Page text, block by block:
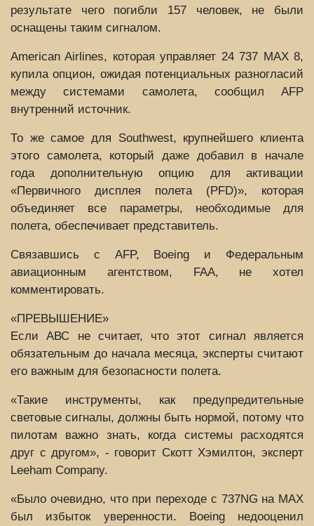
результате чего погибли 157 человек, не были
оснащены таким сигналом.
American Airlines, которая управляет 24 737 MAX 8,
купила опцион, ожидая потенциальных разногласий
между системами самолета, сообщил AFP
внутренний источник.
То же самое для Southwest, крупнейшего клиента
этого самолета, который даже добавил в начале
года дополнительную опцию для активации
«Первичного дисплея полета (PFD)», которая
объединяет все параметры, необходимые для
полета, обеспечивает представитель.
Связавшись с AFP, Boeing и Федеральным
авиационным агентством, FAA, не хотел
комментировать.
«ПРЕВЫШЕНИЕ»
Если АВС не считает, что этот сигнал является
обязательным до начала месяца, эксперты считают
его важным для безопасности полета.
«Такие инструменты, как предупредительные
световые сигналы, должны быть нормой, потому что
пилотам важно знать, когда системы расходятся
друг с другом», - говорит Скотт Хэмилтон, эксперт
Leeham Company.
«Было очевидно, что при переходе с 737NG на MAX
был избыток уверенности. Boeing недооценил